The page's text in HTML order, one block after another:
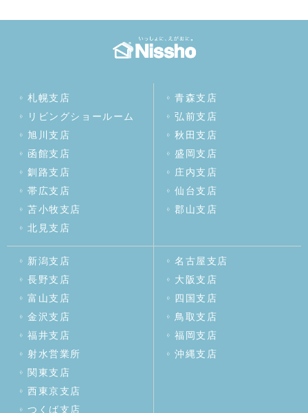
札幌支店
リビングショールーム
旭川支店
函館支店
釧路支店
帯広支店
苫小牧支店
北見支店
青森支店
弘前支店
秋田支店
盛岡支店
庄内支店
仙台支店
郡山支店
新潟支店
長野支店
富山支店
金沢支店
福井支店
射水営業所
関東支店
西東京支店
つくば支店
名古屋支店
大阪支店
四国支店
鳥取支店
福岡支店
沖縄支店